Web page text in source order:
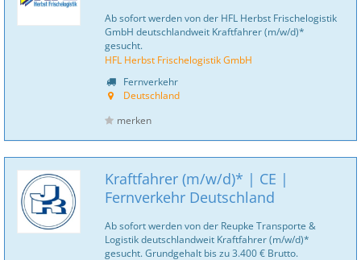
Ab sofort werden von der HFL Herbst Frischelogistik
GmbH deutschlandweit Kraftfahrer (m/w/d)*
gesucht.
HFL Herbst Frischelogistik GmbH
Fernverkehr
Deutschland
merken
Kraftfahrer (m/w/d)* | CE |
Fernverkehr Deutschland
Ab sofort werden von der Reupke Transporte &
Logistik deutschlandweit Kraftfahrer (m/w/d)*
gesucht. Grundgehalt bis zu 3.400 € Brutto.